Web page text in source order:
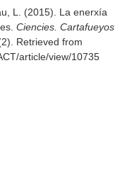
L. (2015). La enerxía
Ciencies. Cartafueyos
Retrieved from
article/view/10735